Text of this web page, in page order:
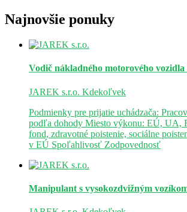
Najnovšie ponuky
Vodič nákladného motorového vozidla
JAREK s.r.o. Kdekoľvek
Podmienky pre prijatie uchádzača:
podľa dohody Miesto výkonu: EÚ, UA,
fond, zdravotné poistenie, sociálne
v EÚ Spoľahlivosť Zodpovednosť
Manipulant s vysokozdvižným